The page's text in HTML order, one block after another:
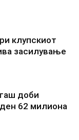
клупскиот
засилување
доби
62 милиона